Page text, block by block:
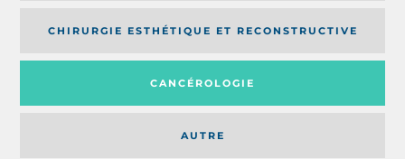
AUTRE
CHIRURGIE ESTHÉTIQUE ET RECONSTRUCTIVE
CANCÉROLOGIE